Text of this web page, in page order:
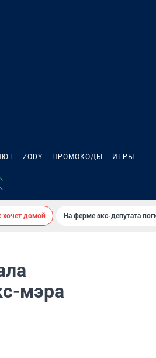
ZODY ПРОМОКОДЫ ИГРЫ
хочет домой На ферме экс-депутата
мэра